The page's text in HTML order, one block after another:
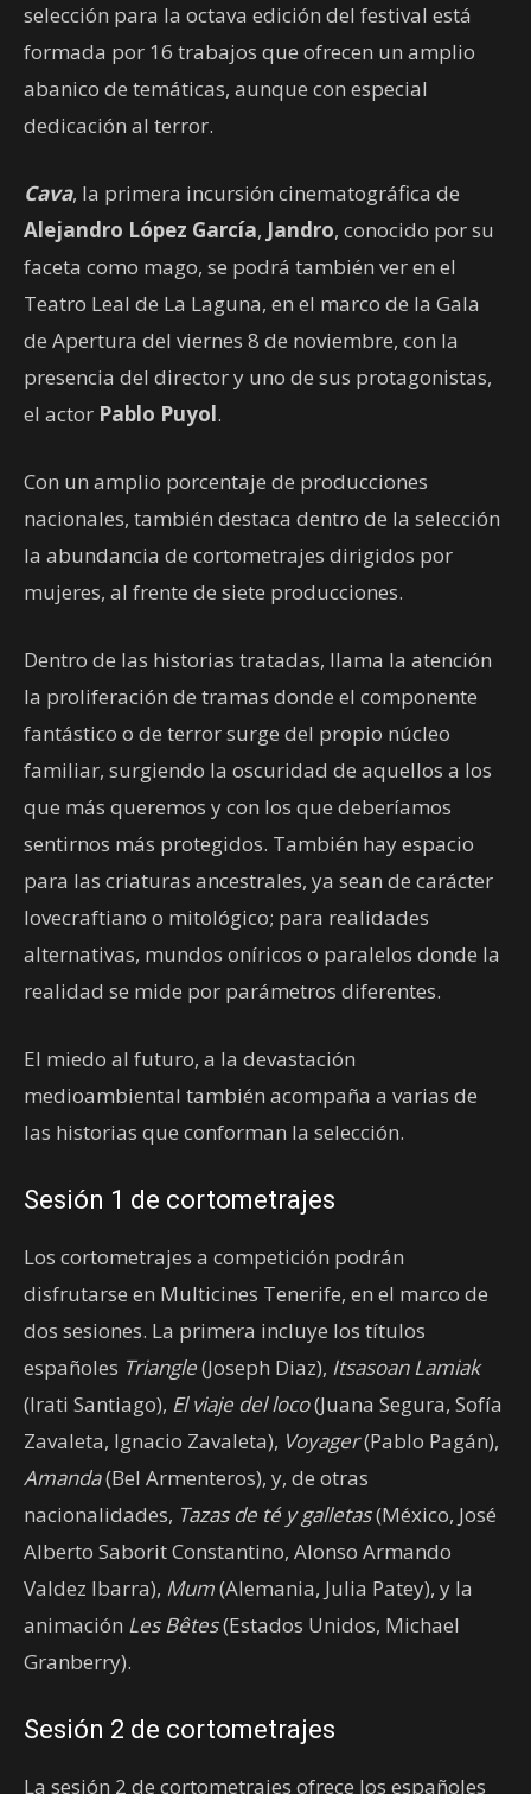
selección para la octava edición del festival está
formada por 16 trabajos que ofrecen un amplio
abanico de temáticas, aunque con especial
dedicación al terror.
Cava, la primera incursión cinematográfica de
Alejandro López García, Jandro, conocido por su
faceta como mago, se podrá también ver en el
Teatro Leal de La Laguna, en el marco de la Gala
de Apertura del viernes 8 de noviembre, con la
presencia del director y uno de sus protagonistas,
el actor Pablo Puyol.
Con un amplio porcentaje de producciones
nacionales, también destaca dentro de la selección
la abundancia de cortometrajes dirigidos por
mujeres, al frente de siete producciones.
Dentro de las historias tratadas, llama la atención
la proliferación de tramas donde el componente
fantástico o de terror surge del propio núcleo
familiar, surgiendo la oscuridad de aquellos a los
que más queremos y con los que deberíamos
sentirnos más protegidos. También hay espacio
para las criaturas ancestrales, ya sean de carácter
lovecraftiano o mitológico; para realidades
alternativas, mundos oníricos o paralelos donde la
realidad se mide por parámetros diferentes.
El miedo al futuro, a la devastación
medioambiental también acompaña a varias de
las historias que conforman la selección.
Sesión 1 de cortometrajes
Los cortometrajes a competición podrán
disfrutarse en Multicines Tenerife, en el marco de
dos sesiones. La primera incluye los títulos
españoles Triangle(Joseph Diaz), Itsasoan Lamiak
(Irati Santiago), El viaje del loco(Juana Segura, Sofía
Zavaleta, Ignacio Zavaleta), Voyager(Pablo Pagán),
Amanda(Bel Armenteros), y, de otras
nacionalidades, Tazas de té y galletas(México, José
Alberto Saborit Constantino, Alonso Armando
Valdez Ibarra), Mum(Alemania, Julia Patey), y la
animación Les Bêtes(Estados Unidos, Michael
Granberry).
Sesión 2 de cortometrajes
La sesión 2 de cortometrajes ofrece los españoles